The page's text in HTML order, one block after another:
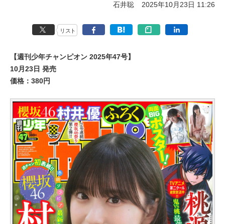
石井聡 2025年10月23日 11:26
リスト
【週刊少年チャンピオン 2025年47号】
10月23日 発売
価格：380円